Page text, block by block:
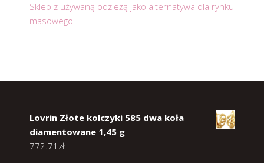
Sklep z używaną odzieżą jako alternatywa dla rynku
masowego
Lovrin Złote kolczyki 585 dwa koła
diamentowane 1,45 g
772.71 zł